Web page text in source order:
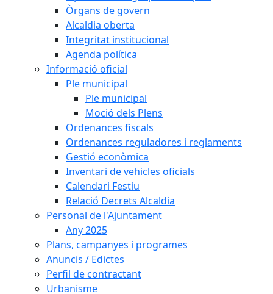
Òrgans de govern
Alcaldia oberta
Integritat institucional
Agenda política
Informació oficial
Ple municipal
Ple municipal
Moció dels Plens
Ordenances fiscals
Ordenances reguladores i reglaments
Gestió econòmica
Inventari de vehicles oficials
Calendari Festiu
Relació Decrets Alcaldia
Personal de l'Ajuntament
Any 2025
Plans, campanyes i programes
Anuncis / Edictes
Perfil de contractant
Urbanisme